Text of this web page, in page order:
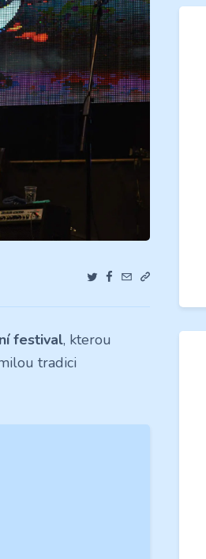
festival, kterou
tradici